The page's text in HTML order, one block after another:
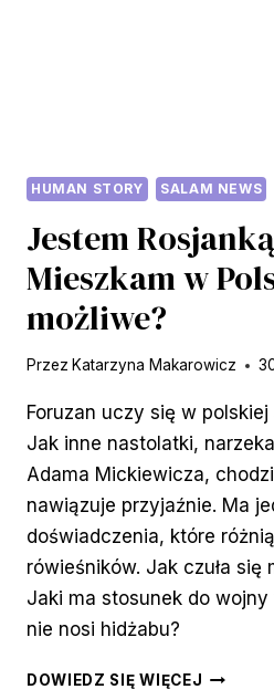
HUMAN STORY SALAM NEWS
Jestem
Mieszkam w
możliwe?
Przez Katarzyna Makarowicz
Foruzan uczy się w
Jak inne nastolatki,
Adama Mickiewicza,
nawiązuje przyjaźnie. Ma
doświadczenia, które
rówieśników. Jak czuła się
Jaki ma stosunek do
nie nosi hidżabu?
DOWIEDZ SIĘ WIĘCEJ JESTEM